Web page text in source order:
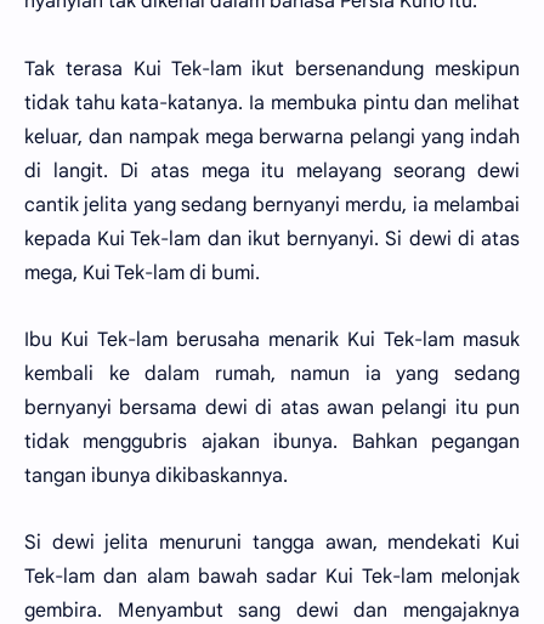
Tak terasa Kui Tek-lam ikut bersenandung meskipun
tidak tahu kata-katanya. Ia membuka pintu dan melihat
keluar, dan nampak mega berwarna pelangi yang indah
di langit. Di atas mega itu melayang seorang dewi
cantik jelita yang sedang bernyanyi merdu, ia melambai
kepada Kui Tek-lam dan ikut bernyanyi. Si dewi di atas
mega, Kui Tek-lam di bumi.
Ibu Kui Tek-lam berusaha menarik Kui Tek-lam masuk
kembali ke dalam rumah, namun ia yang sedang
bernyanyi bersama dewi di atas awan pelangi itu pun
tidak menggubris ajakan ibunya. Bahkan pegangan
tangan ibunya dikibaskannya.
Si dewi jelita menuruni tangga awan, mendekati Kui
Tek-lam dan alam bawah sadar Kui Tek-lam melonjak
gembira. Menyambut sang dewi dan mengajaknya